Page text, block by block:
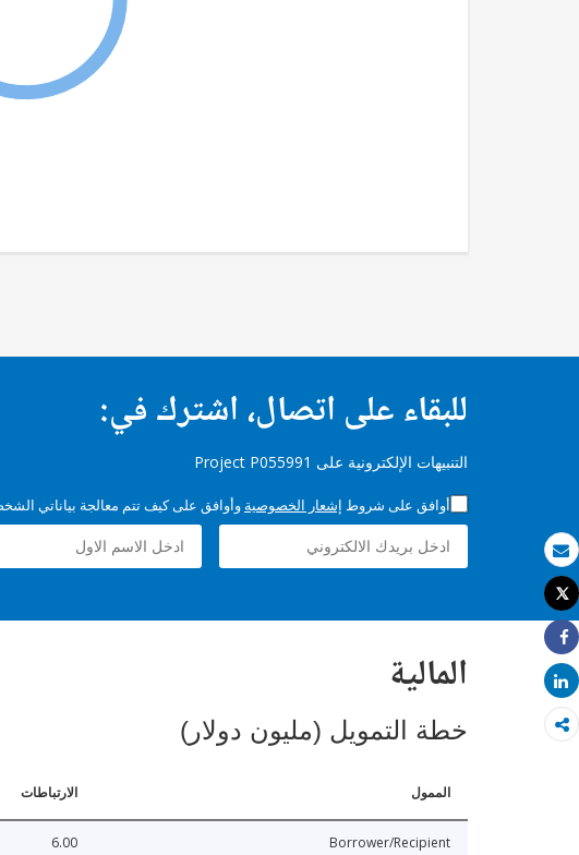
بريد الكتروني
طباعة
Tweet
Share
Share
للبقاء على اتصال، اشترك في:
التنبيهات الإلكترونية على Project P055991
أوافق على شروط إشعار الخصوصية وأوافق على كيف تتم معالجة بياناتي
المالية
خطة التمويل (مليون دولار)
الممول الارتباطات
Borrower/Recipient
6.00